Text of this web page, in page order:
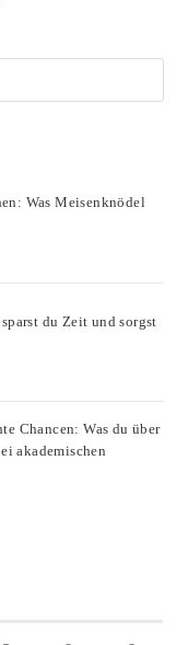
Was Meisenknödel
du Zeit und sorgst
Chancen: Was du über
akademischen